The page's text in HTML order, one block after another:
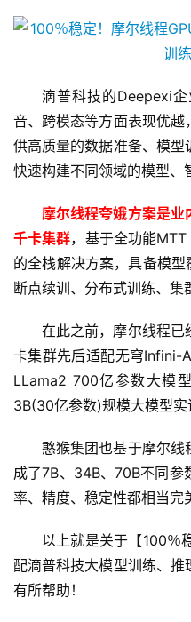
滴普科技的Deepexi
音、跨模态等方面表现优
供高质量的数据准备、模型
快速构建不同领域的模型、
摩尔线程夸娥方案是业
千卡集群，基于全功能
的全栈解决方案，具备模型
断点续训、分布式训练、集
在此之前，摩尔线程已
卡集群先后适配无穹Infini-
LLama2 700亿参数大模
3B(30亿参数)规模大模型实
憨猴集团也基于摩尔线
成了7B、34B、70B不同参
率、精度、稳定性都相当完
以上就是关于【100％
配滴普科技大模型训练、
有所帮助！